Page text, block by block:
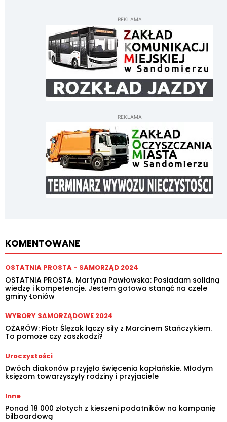
REKLAMA
REKLAMA
KOMENTOWANE
OSTATNIA PROSTA - SAMORZĄD 2024
OSTATNIA PROSTA. Martyna Pawłowska: Posiadam solidną
wiedzę i kompetencje. Jestem gotowa stanąć na czele
gminy Łoniów
WYBORY SAMORZĄDOWE 2024
OŻARÓW: Piotr Ślęzak łączy siły z Marcinem Stańczykiem.
To pomoże czy zaszkodzi?
Uroczystości
Dwóch diakonów przyjęło święcenia kapłańskie. Młodym
księżom towarzyszyły rodziny i przyjaciele
Inne
Ponad 18 000 złotych z kieszeni podatników na kampanię
bilboardową